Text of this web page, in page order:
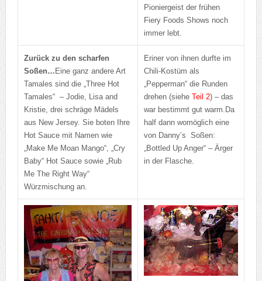
Pioniergeist der frühen
Fiery Foods Shows noch
immer lebt.
Zurück zu den scharfen
Soßen… Eine ganz andere Art
Tamales sind die „Three Hot
Tamales“ – Jodie, Lisa and
Kristie, drei schräge Mädels
aus New Jersey. Sie boten Ihre
Hot Sauce mit Namen wie
„Make Me Moan Mango“, „Cry
Baby“ Hot Sauce sowie „Rub
Me The Right Way“
Würzmischung an.
Eriner von ihnen durfte im
Chili-Kostüm als
„Pepperman“ die Runden
drehen (siehe Teil 2) – das
war bestimmt gut warm. Da
half dann womöglich eine
von Danny’s Soßen:
„Bottled Up Anger“ – Ärger
in der Flasche.